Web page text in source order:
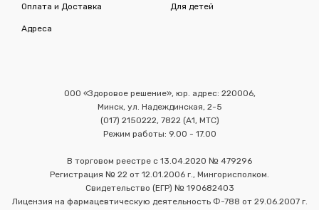
Оплата и Доставка
Адреса
Для детей
ООО «Здоровое решение», юр. адрес: 220006,
Минск, ул. Надеждинская, 2-5
(017) 2150222, 7822 (А1, МТС)
Режим работы: 9.00 - 17.00
В торговом реестре с 13.04.2020 № 479296
Регистрация № 22 от 12.01.2006 г., Мингорисполком.
Свидетельство (ЕГР) № 190682403
Лицензия на фармацевтическую деятельность Ф-788 от 29.06.2007 г.